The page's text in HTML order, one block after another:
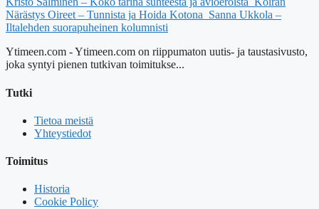
Närästys Oireet – Tunnista ja Hoida Kotona Sanna Ukkola –
Iltalehden suorapuheinen kolumnisti
Ytimeen.com - Ytimeen.com on riippumaton uutis- ja taustasivusto,
joka syntyi pienen tutkivan toimitukse...
Tutki
Tietoa meistä
Yhteystiedot
Toimitus
Historia
Cookie Policy